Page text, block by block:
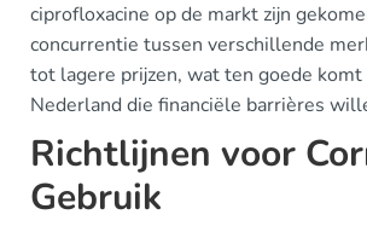
ciprofloxacine op de markt zijn
concurrentie tussen verschillende
tot lagere prijzen, wat ten goede komt
Nederland die financiële barrières
Richtlijnen voor
Gebruik